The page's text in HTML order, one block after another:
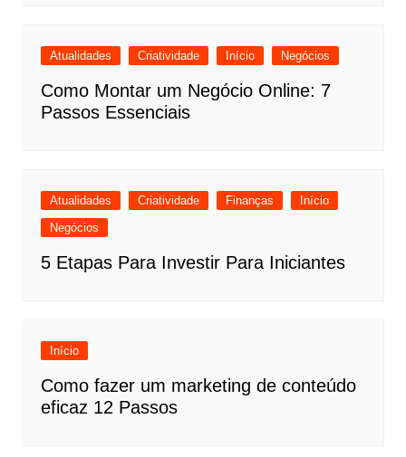
Atualidades Criatividade Início Negócios
Como Montar um Negócio Online: 7
Passos Essenciais
Atualidades Criatividade Finanças
Início
Negócios
5 Etapas Para Investir Para Iniciantes
Início
Como fazer um marketing de conteúdo
eficaz 12 Passos